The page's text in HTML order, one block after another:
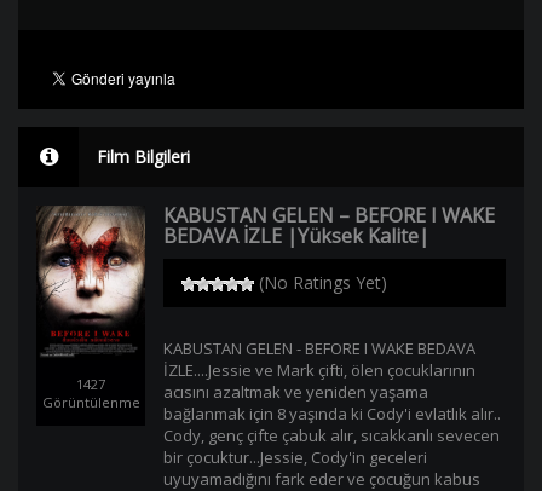
Film Bilgileri
1427
Görüntülenme
KABUSTAN GELEN – BEFORE I WAKE
BEDAVA İZLE |Yüksek Kalite|
(No Ratings Yet)
KABUSTAN GELEN - BEFORE I WAKE BEDAVA
İZLE....Jessie ve Mark çifti, ölen çocuklarının
acısını azaltmak ve yeniden yaşama
bağlanmak için 8 yaşında ki Cody'i evlatlık alır..
Cody, genç çifte çabuk alır, sıcakkanlı sevecen
bir çocuktur...Jessie, Cody'in geceleri
uyuyamadığını fark eder ve çocuğun kabus